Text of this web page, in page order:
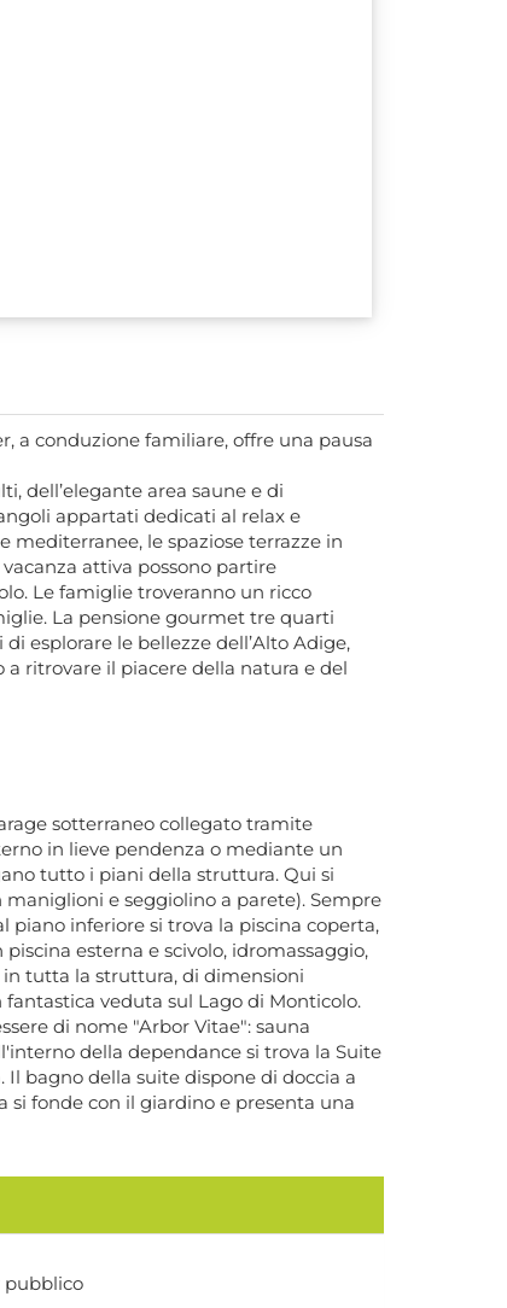
a conduzione familiare, offre una pausa
dell’elegante area saune e di
appartati dedicati al relax e
mediterranee, le spaziose terrazze in
attiva possono partire
Le famiglie troveranno un ricco
La pensione gourmet tre quarti
esplorare le bellezze dell’Alto Adige,
ritrovare il piacere della natura e del
sotterraneo collegato tramite
in lieve pendenza o mediante un
tutto i piani della struttura. Qui si
e seggiolino a parete). Sempre
inferiore si trova la piscina coperta,
esterna e scivolo, idromassaggio,
in tutta la struttura, di dimensioni
veduta sul Lago di Monticolo.
di nome "Arbor Vitae": sauna
della dependance si trova la Suite
Il bagno della suite dispone di doccia a
si fonde con il giardino e presenta una
pubblico